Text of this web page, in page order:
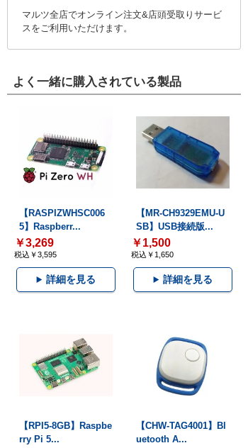
マルツ全店でオンライン注文&店頭受取りサービ
スをご利用いただけます。
よく一緒に購入されている製品
【RASPIZWHSC006
5】Raspberr...
￥3,269
税込￥3,595
詳細を見る
【MR-CH9329EMU-U
SB】USB接続版...
￥1,500
税込￥1,650
詳細を見る
【RPI5-8GB】Raspbe
rry Pi 5...
【CHW-TAG4001】Bl
uetooth A...